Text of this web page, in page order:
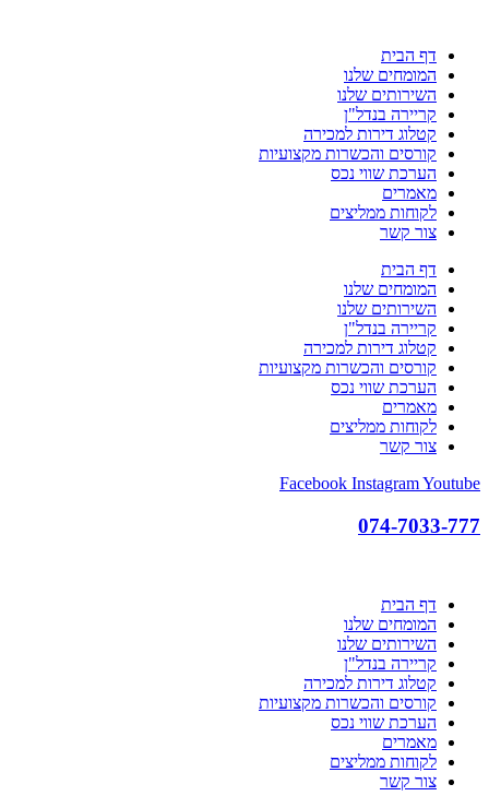
דף הבית
המומחים שלנו
השירותים שלנו
קריירה בנדל"ן
קטלוג דירות למכירה
קורסים והכשרות מקצועיות
הערכת שווי נכס
מאמרים
לקוחות ממליצים
צור קשר
דף הבית
המומחים שלנו
השירותים שלנו
קריירה בנדל"ן
קטלוג דירות למכירה
קורסים והכשרות מקצועיות
הערכת שווי נכס
מאמרים
לקוחות ממליצים
צור קשר
Facebook InstagramYoutube
074-7033-777
דף הבית
המומחים שלנו
השירותים שלנו
קריירה בנדל"ן
קטלוג דירות למכירה
קורסים והכשרות מקצועיות
הערכת שווי נכס
מאמרים
לקוחות ממליצים
צור קשר